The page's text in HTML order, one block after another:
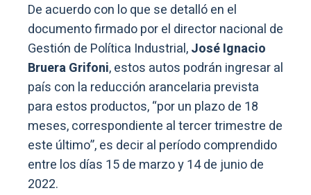
De acuerdo con lo que se detalló en el
documento firmado por el director nacional de
Gestión de Política Industrial,José Ignacio
Bruera Grifoni, estos autos podrán ingresar al
país con la reducción arancelaria prevista
para estos productos, “por un plazo de 18
meses, correspondiente al tercer trimestre de
este último”, es decir al período comprendido
entre los días 15 de marzo y 14 de junio de
2022.